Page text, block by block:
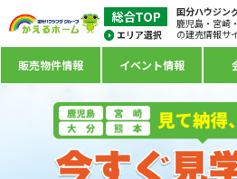
国分ハウジン
鹿児島・宮崎
の建売情報サ
販売物件情報 イベント情報